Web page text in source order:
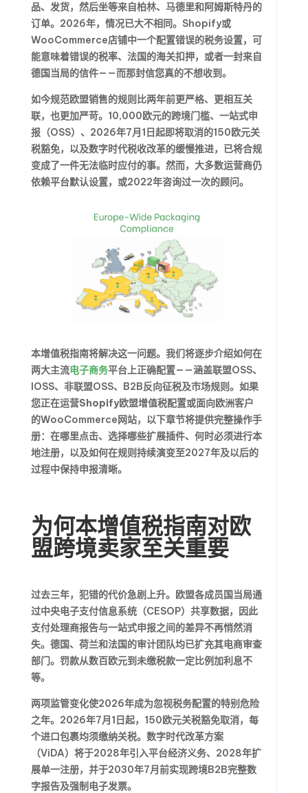
品、发货，然后坐等来自柏林、马德里和阿姆斯特丹的
订单。2026年，情况已大不相同。Shopify或
WooCommerce店铺中一个配置错误的税务设置，可
能意味着错误的税率、法国的海关扣押，或者一封来自
德国当局的信件——而那封信您真的不想收到。
如今规范欧盟销售的规则比两年前更严格、更相互关
联，也更加严苛。10,000欧元的跨境门槛、一站式申
报（OSS）、2026年7月1日起即将取消的150欧元关
税豁免，以及数字时代税收改革的缓慢推进，已将合规
变成了一件无法临时应付的事。然而，大多数运营商仍
依赖平台默认设置，或2022年咨询过一次的顾问。
本增值税指南将解决这一问题。我们将逐步介绍如何在
两大主流电子商务平台上正确配置——涵盖联盟OSS、
IOSS、非联盟OSS、B2B反向征税及市场规则。如果
您正在运营Shopify欧盟增值税配置或面向欧洲客户
的WooCommerce网站，以下章节将提供完整操作手
册：在哪里点击、选择哪些扩展插件、何时必须进行本
地注册，以及如何在规则持续演变至2027年及以后的
过程中保持申报清晰。
为何本增值税指南对欧
盟跨境卖家至关重要
过去三年，犯错的代价急剧上升。欧盟各成员国当局通
过中央电子支付信息系统（CESOP）共享数据，因此
支付处理商报告与一站式申报之间的差异不再悄然消
失。德国、荷兰和法国的审计团队均已扩充其电商审查
部门。罚款从数百欧元到未缴税款一定比例加利息不
等。
两项监管变化使2026年成为忽视税务配置的特别危险
之年。2026年7月1日起，150欧元关税豁免取消，每
个进口包裹均须缴纳关税。数字时代改革方案
（ViDA）将于2028年引入平台经济义务、2028年扩
展单一注册，并于2030年7月前实现跨境B2B完整数
字报告及强制电子发票。